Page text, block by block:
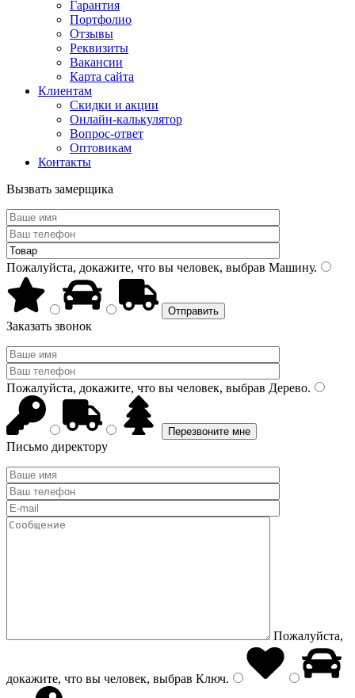
Гарантия
Портфолио
Отзывы
Реквизиты
Вакансии
Карта сайта
Клиентам
Скидки и акции
Онлайн-калькулятор
Вопрос-ответ
Оптовикам
Контакты
Вызвать замерщика
Пожалуйста, докажите, что вы человек, выбрав Машину.
Заказать звонок
Пожалуйста, докажите, что вы человек, выбрав Дерево.
Письмо директору
Пожалуйста,
докажите, что вы человек, выбрав Ключ.